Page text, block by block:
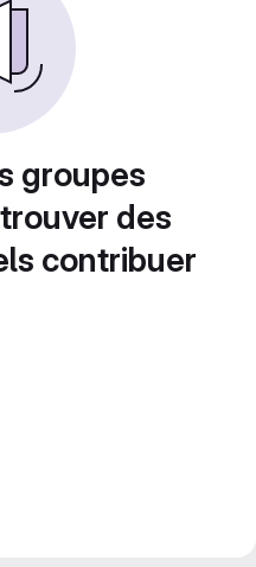
groupes
des
contribuer